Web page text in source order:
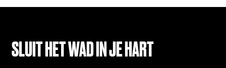
SLUIT HET WAD IN JE HART